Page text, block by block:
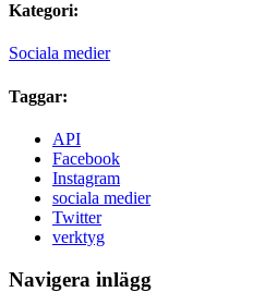
Kategori:
Sociala medier
Taggar:
API
Facebook
Instagram
sociala medier
Twitter
verktyg
Navigera inlägg